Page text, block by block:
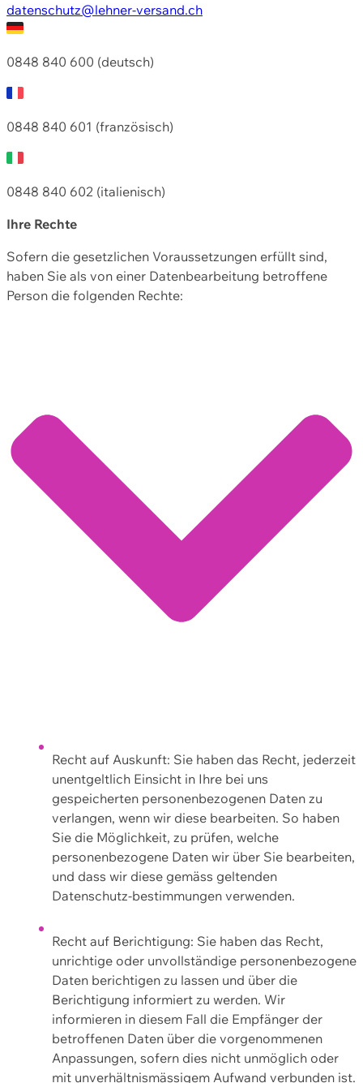
datenschutz@lehner-versand.ch
0848 840 600 (deutsch)
0848 840 601 (französisch)
0848 840 602 (italienisch)
Ihre Rechte
Sofern die gesetzlichen Voraussetzungen erfüllt sind,
haben Sie als von einer Datenbearbeitung betroffene
Person die folgenden Rechte:
Recht auf Auskunft: Sie haben das Recht, jederzeit
unentgeltlich Einsicht in Ihre bei uns
gespeicherten personenbezogenen Daten zu
verlangen, wenn wir diese bearbeiten. So haben
Sie die Möglichkeit, zu prüfen, welche
personenbezogene Daten wir über Sie bearbeiten,
und dass wir diese gemäss geltenden
Datenschutz-bestimmungen verwenden.
Recht auf Berichtigung: Sie haben das Recht,
unrichtige oder unvollständige personenbezogene
Daten berichtigen zu lassen und über die
Berichtigung informiert zu werden. Wir
informieren in diesem Fall die Empfänger der
betroffenen Daten über die vorgenommenen
Anpassungen, sofern dies nicht unmöglich oder
mit unverhältnismässigem Aufwand verbunden ist.